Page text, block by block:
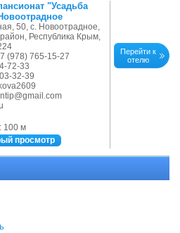
"Усадьба
50, с. Новоотрадное,
Республика Крым,
(978) 765-15-27
72-33
32-39
100 м
просмотр
Перейти к
отелю